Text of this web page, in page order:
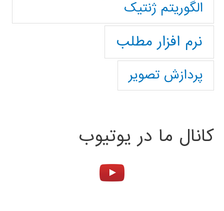
الگوریتم ژنتیک
نرم افزار مطلب
پردازش تصویر
کانال ما در یوتیوب